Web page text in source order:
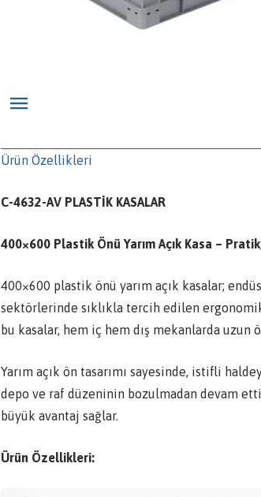
Ürün Özellikleri
C-4632-AV PLASTİK KASALAR
400×600 Plastik Önü Yarım Açık Kasa –
400×600 plastik önü yarım açık kasalar;
sektörlerinde sıklıkla tercih edilen
bu kasalar, hem iç hem dış mekanlarda uzun
Yarım açık ön tasarımı sayesinde, istifli
depo ve raf düzeninin bozulmadan devam
büyük avantaj sağlar.
Ürün Özellikleri: